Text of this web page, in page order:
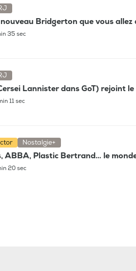
Bridgerton que vous allez
35 sec
Lannister dans GoT) rejoint
11 sec
Nostalgie+
ABBA, Plastic Bertrand… le
20 sec